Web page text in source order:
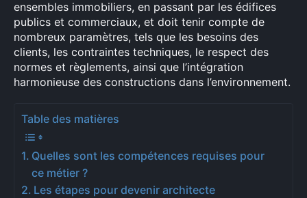
ensembles immobiliers, en passant par les édifices
publics et commerciaux, et doit tenir compte de
nombreux paramètres, tels que les besoins des
clients, les contraintes techniques, le respect des
normes et règlements, ainsi que l’intégration
harmonieuse des constructions dans l’environnement.
Table des matières
Quelles sont les compétences requises pour
ce métier ?
Les étapes pour devenir architecte